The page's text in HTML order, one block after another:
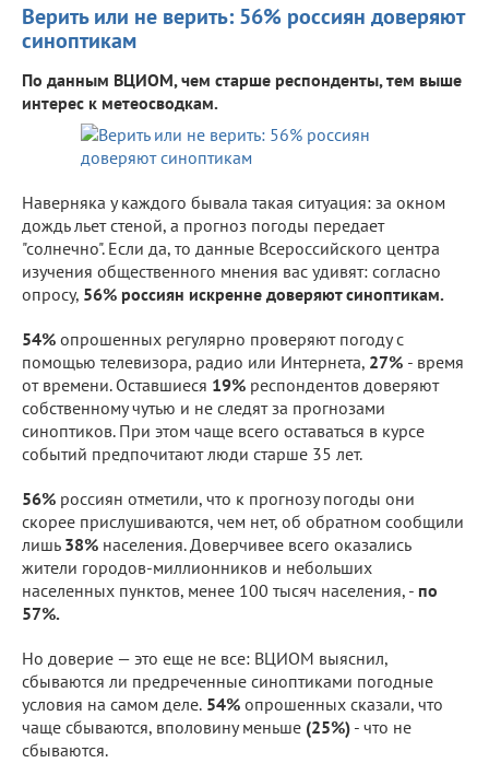
Верить или не верить: 56% россиян доверяют
синоптикам
По данным ВЦИОМ, чем старше респонденты, тем выше
интерес к метеосводкам.
Наверняка у каждого бывала такая ситуация: за окном
дождь льет стеной, а прогноз погоды передает
"солнечно". Если да, то данные Всероссийского центра
изучения общественного мнения вас удивят: согласно
опросу, 56% россиян искренне доверяют синоптикам.
54% опрошенных регулярно проверяют погоду с
помощью телевизора, радио или Интернета, 27% - время
от времени. Оставшиеся 19% респондентов доверяют
собственному чутью и не следят за прогнозами
синоптиков. При этом чаще всего оставаться в курсе
событий предпочитают люди старше 35 лет.
56% россиян отметили, что к прогнозу погоды они
скорее прислушиваются, чем нет, об обратном сообщили
лишь 38% населения. Доверчивее всего оказались
жители городов-миллионников и небольших
населенных пунктов, менее 100 тысяч населения, - по
57%.
Но доверие — это еще не все: ВЦИОМ выяснил,
сбываются ли предреченные синоптиками погодные
условия на самом деле. 54% опрошенных сказали, что
чаще сбываются, вполовину меньше (25%) - что не
сбываются.